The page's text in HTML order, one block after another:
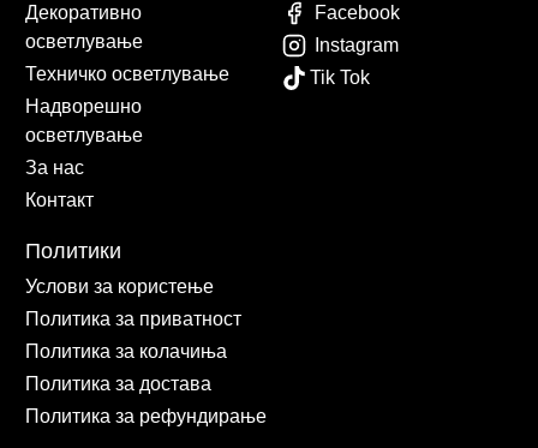
Декоративно
осветлување
Техничко осветлување
Надворешно
осветлување
За нас
Контакт
Политики
Услови за користење
Политика за приватност
Политика за колачиња
Политика за достава
Политика за рефундирање
Facebook
Instagram
Tik Tok